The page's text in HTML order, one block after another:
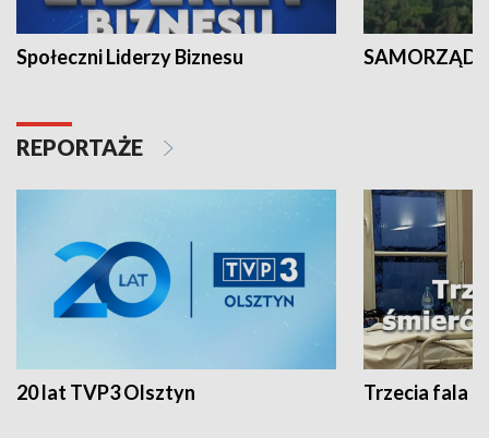
Społeczni Liderzy Biznesu SAMORZĄD
REPORTAŻE
20 lat TVP3 Olsztyn Trzecia fala -